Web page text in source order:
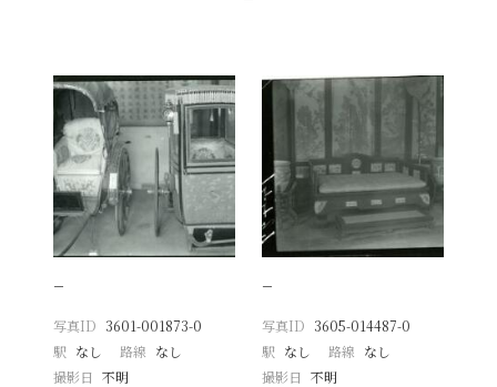
−
写真ID 3601-001873-0
駅 なし 路線 なし
撮影日
不明
−
写真ID 3605-014487-0
駅 なし 路線 なし
撮影日 不明